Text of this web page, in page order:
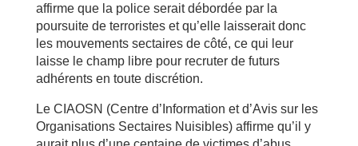
affirme que la police serait débordée par la
poursuite de terroristes et qu’elle laisserait donc
les mouvements sectaires de côté, ce qui leur
laisse le champ libre pour recruter de futurs
adhérents en toute discrétion.
Le CIAOSN (Centre d’Information et d’Avis sur les
Organisations Sectaires Nuisibles) affirme qu’il y